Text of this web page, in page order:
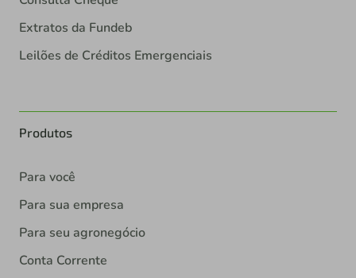
Extratos da Fundeb
Leilões de Créditos Emergenciais
Produtos
Para você
Para sua empresa
Para seu agronegócio
Conta Corrente